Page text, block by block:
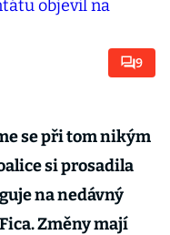
9
se při tom nikým
si prosadila
na nedávný
Změny mají